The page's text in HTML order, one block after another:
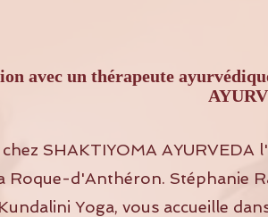
avec un thérapeute
SHAKTIYOMA
Roque-d'Anthéron. Stéphanie
Yoga, vous accueille